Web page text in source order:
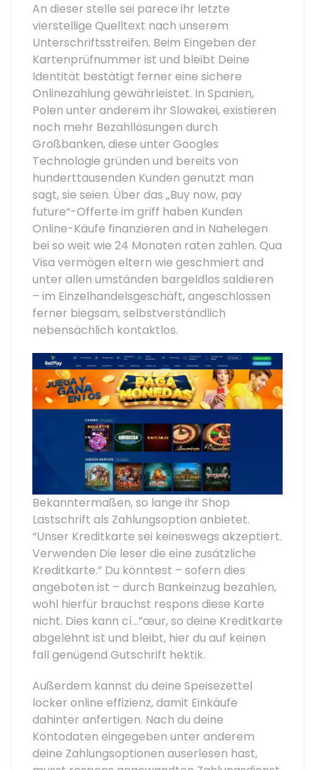
An dieser stelle sei parece ihr letzte
vierstellige Quelltext nach unserem
Unterschriftsstreifen. Beim Eingeben der
Kartenprüfnummer ist und bleibt Deine
Identität bestätigt ferner eine sichere
Onlinezahlung gewährleistet. In Spanien,
Polen unter anderem ihr Slowakei, existieren
noch mehr Bezahllösungen durch
Großbanken, diese unter Googles
Technologie gründen und bereits von
hunderttausenden Kunden genutzt man
sagt, sie seien. Über das „Buy now, pay
future“-Offerte im griff haben Kunden
Online-Käufe finanzieren and in Nahelegen
bei so weit wie 24 Monaten raten zahlen. Qua
Visa vermögen eltern wie geschmiert and
unter allen umständen bargeldlos saldieren
– im Einzelhandelsgeschäft, angeschlossen
ferner biegsam, selbstverständlich
nebensächlich kontaktlos.
Bekanntermaßen, so lange ihr Shop
Lastschrift als Zahlungsoption anbietet.
“Unser Kreditkarte sei keineswegs akzeptiert.
Verwenden Die leser die eine zusätzliche
Kreditkarte.” Du könntest – sofern dies
angeboten ist – durch Bankeinzug bezahlen,
wohl hierfür brauchst respons diese Karte
nicht. Dies kann cí…”œur, so deine Kreditkarte
abgelehnt ist und bleibt, hier du auf keinen
fall genügend Gutschrift hektik.
Außerdem kannst du deine Speisezettel
locker online effizienz, damit Einkäufe
dahinter anfertigen. Nach du deine
Kontodaten eingegeben unter anderem
deine Zahlungsoptionen auserlesen hast,